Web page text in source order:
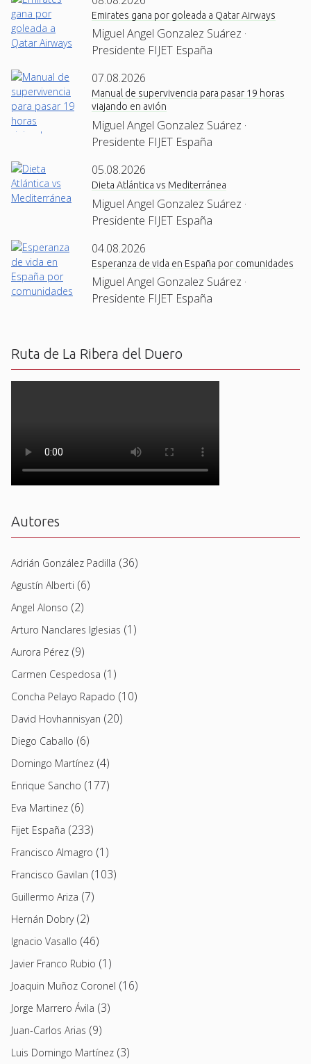
Emirates gana por goleada a Qatar Airways
Miguel Angel Gonzalez Suárez ·
Presidente FIJET España
07.08.2026
Manual de supervivencia para pasar 19 horas
viajando en avión
Miguel Angel Gonzalez Suárez ·
Presidente FIJET España
05.08.2026
Dieta Atlántica vs Mediterránea
Miguel Angel Gonzalez Suárez ·
Presidente FIJET España
04.08.2026
Esperanza de vida en España por comunidades
Miguel Angel Gonzalez Suárez ·
Presidente FIJET España
Ruta de La Ribera del Duero
Autores
Adrián González Padilla (36)
Agustín Alberti (6)
Angel Alonso (2)
Arturo Nanclares Iglesias (1)
Aurora Pérez (9)
Carmen Cespedosa (1)
Concha Pelayo Rapado (10)
David Hovhannisyan (20)
Diego Caballo (6)
Domingo Martínez (4)
Enrique Sancho (177)
Eva Martinez (6)
Fijet España (233)
Francisco Almagro (1)
Francisco Gavilan (103)
Guillermo Ariza (7)
Hernán Dobry(2)
Ignacio Vasallo (46)
Javier Franco Rubio (1)
Joaquin Muñoz Coronel (16)
Jorge Marrero Ávila (3)
Juan-Carlos Arias (9)
Luis Domingo Martínez (3)